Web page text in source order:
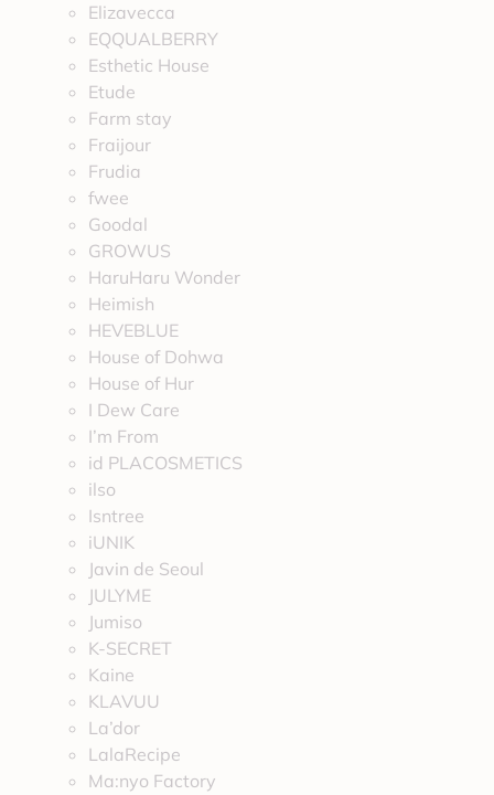
Elizavecca
EQQUALBERRY
Esthetic House
Etude
Farm stay
Fraijour
Frudia
fwee
Goodal
GROWUS
HaruHaru Wonder
Heimish
HEVEBLUE
House of Dohwa
House of Hur
I Dew Care
I’m From
id PLACOSMETICS
ilso
Isntree
iUNIK
Javin de Seoul
JULYME
Jumiso
K-SECRET
Kaine
KLAVUU
La’dor
LalaRecipe
Ma:nyo Factory